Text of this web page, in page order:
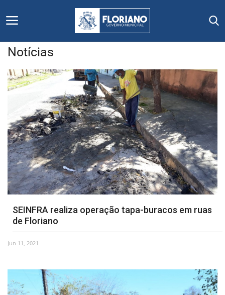
Início
Editais
Floriano
Secretarias e Órgãos
Mural de Licitações
Notícias
Vídeos
Webmail
Notícias
SEINFRA realiza operação tapa-buracos em ruas
de Floriano
Jun 11, 2021